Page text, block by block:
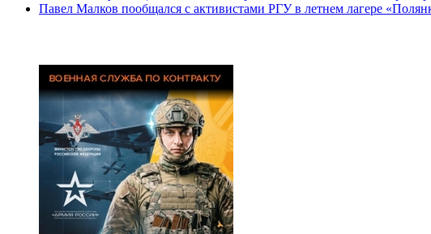
Павел Малков пообщался с активистами РГУ в летнем лагере